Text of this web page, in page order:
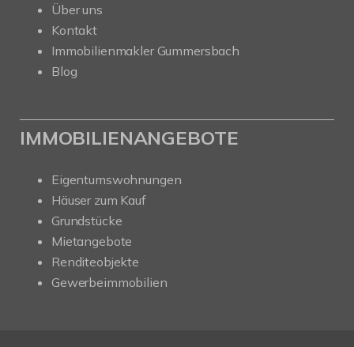
Über uns
Kontakt
Immobilienmakler Gummersbach
Blog
IMMOBILIENANGEBOTE
Eigentumswohnungen
Häuser zum Kauf
Grundstücke
Mietangebote
Renditeobjekte
Gewerbeimmobilien